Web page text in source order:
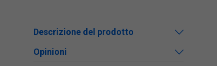
Descrizione del prodotto
Opinioni